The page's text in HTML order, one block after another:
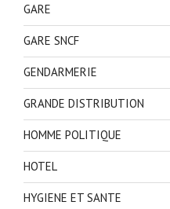
GARE
GARE SNCF
GENDARMERIE
GRANDE DISTRIBUTION
HOMME POLITIQUE
HOTEL
HYGIENE ET SANTE